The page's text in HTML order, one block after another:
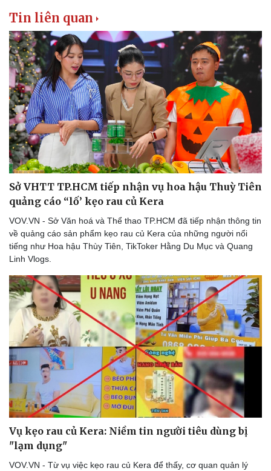
Văn hóa
Sân khấu - Điện ảnh
Văn học
Âm nhạc
Di sản
Giải trí
Nghệ sĩ
Thời trang
Sao Việt
Du lịch
Podcast
Tin liên quan
Sở VHTT TP.HCM tiếp nhận vụ hoa hậu Thuỳ Tiên
quảng cáo “lố’ kẹo rau củ Kera
VOV.VN - Sở Văn hoá và Thể thao TP.HCM đã tiếp nhận thông tin
về quảng cáo sản phẩm kẹo rau củ Kera của những người nổi
tiếng như Hoa hậu Thùy Tiên, TikToker Hằng Du Mục và Quang
Linh Vlogs.
Vụ kẹo rau củ Kera: Niềm tin người tiêu dùng bị
"lạm dụng"
VOV.VN - Từ vụ việc kẹo rau củ Kera để thấy, cơ quan quản lý